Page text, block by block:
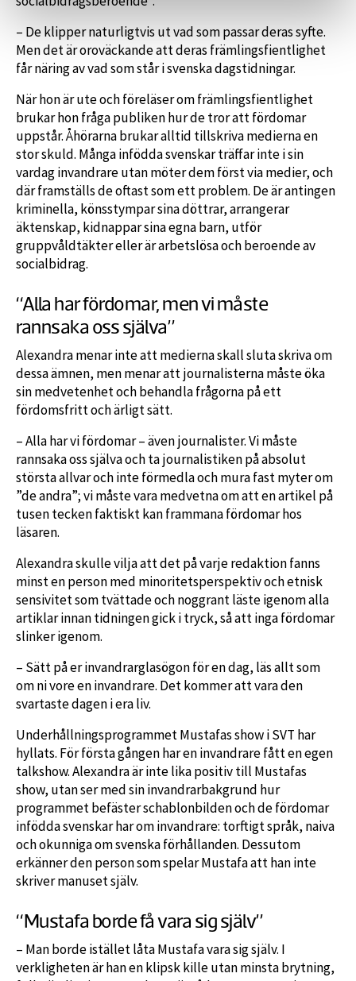
– De klipper naturligtvis ut vad som passar deras syfte.
Men det är oroväckande att deras främlingsfientlighet
får näring av vad som står i svenska dagstidningar.
När hon är ute och föreläser om främlingsfientlighet
brukar hon fråga publiken hur de tror att fördomar
uppstår. Åhörarna brukar alltid tillskriva medierna en
stor skuld. Många infödda svenskar träffar inte i sin
vardag invandrare utan möter dem först via medier, och
där framställs de oftast som ett problem. De är antingen
kriminella, könsstympar sina döttrar, arrangerar
äktenskap, kidnappar sina egna barn, utför
gruppvåldtäkter eller är arbetslösa och beroende av
socialbidrag.
“Alla har fördomar, men vi måste
rannsaka oss själva”
Alexandra menar inte att medierna skall sluta skriva om
dessa ämnen, men menar att journalisterna måste öka
sin medvetenhet och behandla frågorna på ett
fördomsfritt och ärligt sätt.
– Alla har vi fördomar – även journalister. Vi måste
rannsaka oss själva och ta journalistiken på absolut
största allvar och inte förmedla och mura fast myter om
”de andra”; vi måste vara medvetna om att en artikel på
tusen tecken faktiskt kan frammana fördomar hos
läsaren.
Alexandra skulle vilja att det på varje redaktion fanns
minst en person med minoritetsperspektiv och etnisk
sensivitet som tvättade och noggrant läste igenom alla
artiklar innan tidningen gick i tryck, så att inga fördomar
slinker igenom.
– Sätt på er invandrarglasögon för en dag, läs allt som
om ni vore en invandrare. Det kommer att vara den
svartaste dagen i era liv.
Underhållningsprogrammet Mustafas show i SVT har
hyllats. För första gången har en invandrare fått en egen
talkshow. Alexandra är inte lika positiv till Mustafas
show, utan ser med sin invandrarbakgrund hur
programmet befäster schablonbilden och de fördomar
infödda svenskar har om invandrare: torftigt språk, naiva
och okunniga om svenska förhållanden. Dessutom
erkänner den person som spelar Mustafa att han inte
skriver manuset själv.
“Mustafa borde få vara sig själv”
– Man borde istället låta Mustafa vara sig själv. I
verkligheten är han en klipsk kille utan minsta brytning,